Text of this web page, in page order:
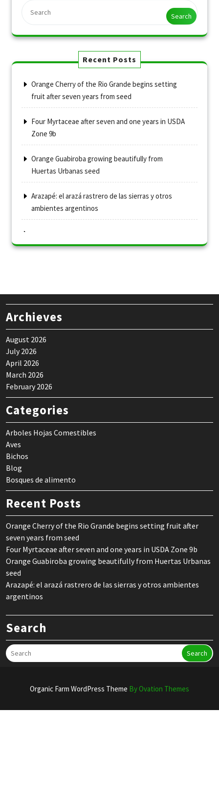
Search
Recent Posts
Orange Cherry of the Rio Grande begins setting
fruit after seven years from seed
Four Myrtaceae after seven and one years in USDA
Zone 9b
Orange Guabiroba growing beautifully from
Huertas Urbanas seed
Arazapé: el arazá rastrero de las sierras y otros
ambientes argentinos
Archieves
August 2026
July 2026
April 2026
March 2026
February 2026
Categories
Arboles Hojas Comestibles
Aves
Bichos
Blog
Bosques de alimento
Recent Posts
Orange Cherry of the Rio Grande begins setting fruit after
seven years from seed
Four Myrtaceae after seven and one years in USDA Zone 9b
Orange Guabiroba growing beautifully from Huertas Urbanas
seed
Arazapé: el arazá rastrero de las sierras y otros ambientes
argentinos
Search
Search
Organic Farm WordPress Theme By Ovation Themes